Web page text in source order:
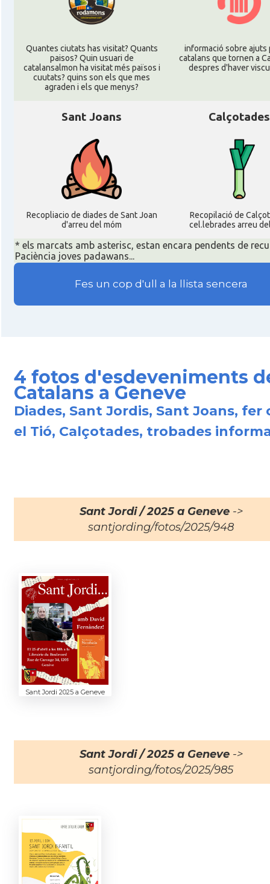
Quantes ciutats has visitat? Quants
paisos? Quin usuari de
catalansalmon ha visitat més països i
cuutats? quins son els que mes
agraden i els que menys?
informació sobre ajuts
catalans que tornen a
despres d'haver
Sant Joans
Recopliacio de diades de Sant Joan
d'arreu del móm
Calçotades
Recopilació de
cel.lebrades arreu
* els marcats amb asterisc, estan encara pendents de
Paciència joves padawans...
Fes un cop d'ull a la llista sencera
4 fotos d'esdeveniments
Catalans a Geneve
Diades, Sant Jordis, Sant Joans, fer
el Tió, Calçotades, trobades
Sant Jordi / 2025 a Geneve->
santjording/fotos/2025/948
Sant Jordi 2025 a Geneve
Sant Jordi / 2025 a Geneve->
santjording/fotos/2025/985